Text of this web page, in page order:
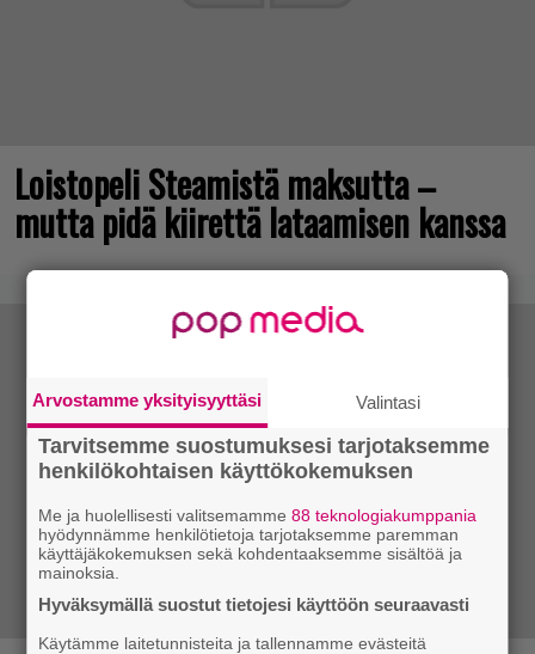
Loistopeli Steamistä maksutta –
mutta pidä kiirettä lataamisen kanssa
Arvostamme yksityisyyttäsi Valintasi
Tarvitsemme suostumuksesi tarjotaksemme
henkilökohtaisen käyttökokemuksen
Me ja huolellisesti valitsemamme88 teknologiakumppania
hyödynnämme henkilötietoja tarjotaksemme paremman
käyttäjäkokemuksen sekä kohdentaaksemme sisältöä ja
mainoksia.
Hyväksymällä suostut tietojesi käyttöön seuraavasti
Käytämme laitetunnisteita ja tallennamme evästeitä